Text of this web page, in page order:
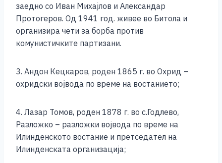
заедно со Иван Михајлов и Александар
Протогеров. Од 1941 год. живее во Битола и
организира чети за борба против
комунистичките партизани.
3. Андон Кецкаров, роден 1865 г. во Охрид –
охридски војвода по време на востанието;
4. Лазар Томов, роден 1878 г. во с.Годлево,
Разложко – разложки војвода по време на
Илинденското востание и претседател на
Илинденската организација;